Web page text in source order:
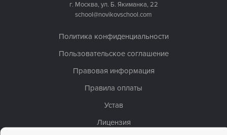
г. Москва, ул. Б. Якиманка, 22
school@novikovschool.com
Политика конфиденциальности
Пользовательское соглашение
Правовая информация
Правила оплаты
Устав
Лицензия